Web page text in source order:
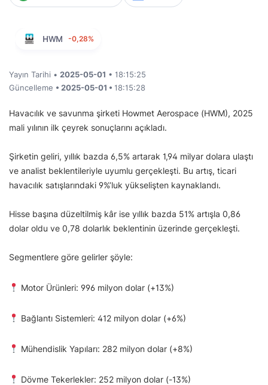
HWM -0,28%
Yayın Tarihi • 2025-05-01 • 18:15:25
Güncelleme • 2025-05-01 • 18:15:28
Havacılık ve savunma şirketi Howmet Aerospace (HWM), 2025
mali yılının ilk çeyrek sonuçlarını açıkladı.
Şirketin geliri, yıllık bazda 6,5% artarak 1,94 milyar dolara ulaştı
ve analist beklentileriyle uyumlu gerçekleşti. Bu artış, ticari
havacılık satışlarındaki 9%’luk yükselişten kaynaklandı.
Hisse başına düzeltilmiş kâr ise yıllık bazda 51% artışla 0,86
dolar oldu ve 0,78 dolarlık beklentinin üzerinde gerçekleşti.
Segmentlere göre gelirler şöyle:
Motor Ürünleri: 996 milyon dolar (+13%)
Bağlantı Sistemleri: 412 milyon dolar (+6%)
Mühendislik Yapıları: 282 milyon dolar (+8%)
Dövme Tekerlekler: 252 milyon dolar (-13%)